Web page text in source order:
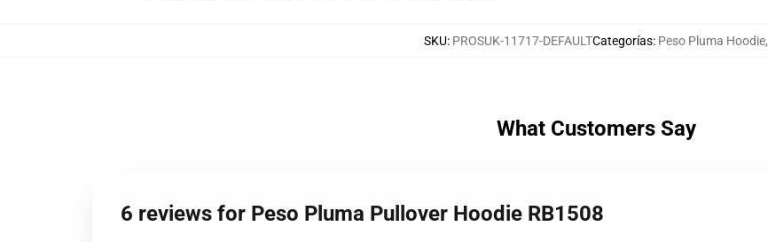
SKU: PROSUK-11717-DEFAULTCategorías: Peso Pluma Hoodie,
What Customers Say
6 reviews for Peso Pluma Pullover Hoodie RB1508